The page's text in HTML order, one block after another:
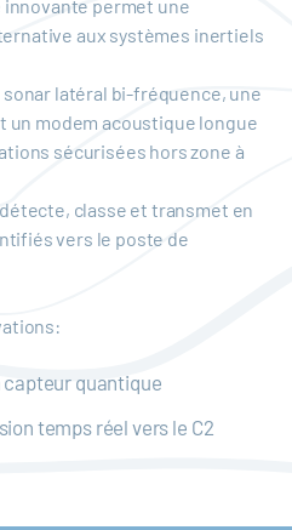
permet une
aux systèmes inertiels
sonar latéral bi-fréquence, une
un modem acoustique longue
sécurisées hors zone à
classe et transmet en
vers le poste de
quantique
temps réel vers le C2